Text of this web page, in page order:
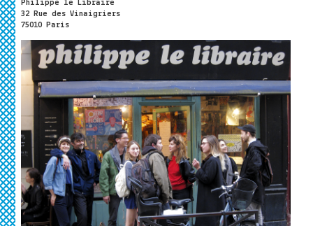
Philippe le Libraire
32 Rue des Vinaigriers
75010 Paris